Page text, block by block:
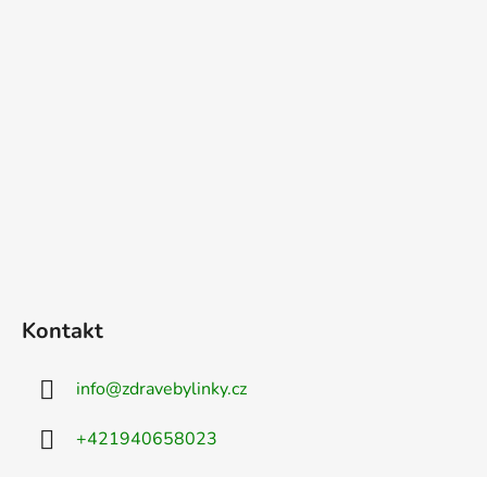
Kontakt
info@zdravebylinky.cz
+421940658023